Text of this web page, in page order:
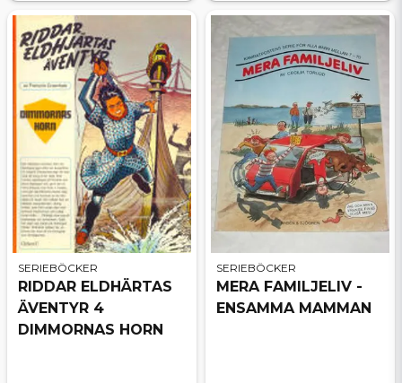
SERIEBÖCKER
RIDDAR ELDHÄRTAS
ÄVENTYR 4
DIMMORNAS HORN
SERIEBÖCKER
MERA FAMILJELIV -
ENSAMMA MAMMAN